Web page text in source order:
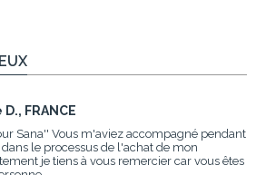
FRANCE
Sana'' Vous m'aviez accompagné pendant
dans le processus de l'achat de mon
je tiens à vous remercier car vous êtes